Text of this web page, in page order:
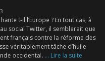
t-il l’Europe ? En tout cas, à
social Twitter, il semblerait que
français contre la réforme des
véritablement tâche d’huile
occidental. ... Lire la suite